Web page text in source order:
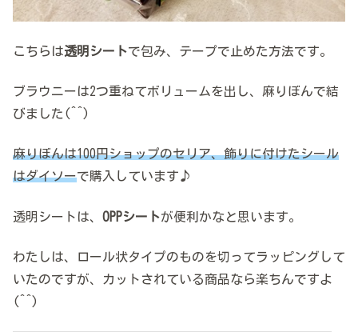
こちらは透明シートで包み、テープで止めた方法です。
ブラウニーは2つ重ねてボリュームを出し、麻りぼんで結
びました(^^)
麻りぼんは100円ショップのセリア、飾りに付けたシール
はダイソーで購入しています♪
透明シートは、 OPPシートが便利かなと思います。
わたしは、ロール状タイプのものを切ってラッピングして
いたのですが、カットされている商品なら楽ちんですよ
(^^)